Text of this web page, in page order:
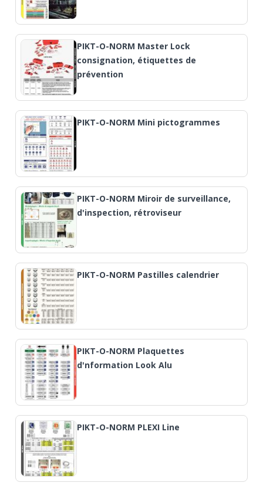
PIKT-O-NORM Master Lock
consignation, étiquettes de
prévention
PIKT-O-NORM Mini pictogrammes
PIKT-O-NORM Miroir de surveillance,
d'inspection, rétroviseur
PIKT-O-NORM Pastilles calendrier
PIKT-O-NORM Plaquettes
d'nformation Look Alu
PIKT-O-NORM PLEXI Line